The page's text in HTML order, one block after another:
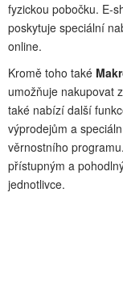
fyzickou pobočku. E-
poskytuje speciální
online.
Kromě toho také
umožňuje nakupovat
také nabízí další
výprodejům a
věrnostního
přístupným a
jednotlivce.